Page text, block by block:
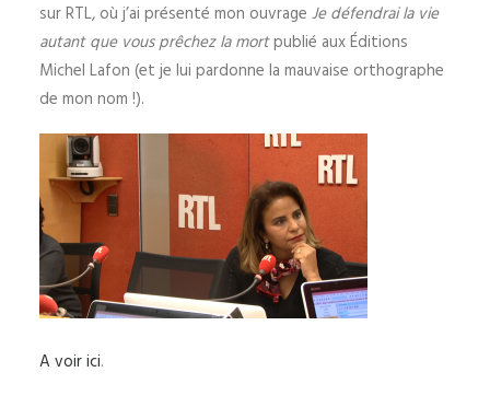
sur RTL, où j’ai présenté mon ouvrage Je défendrai la vie
autant que vous prêchez la mortpublié aux Éditions
Michel Lafon (et je lui pardonne la mauvaise orthographe
de mon nom !).
A voir ici.